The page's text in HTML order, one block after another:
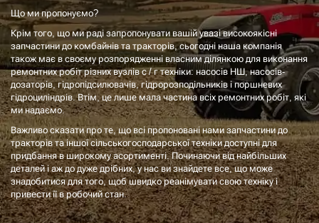
Що ми пропонуємо?
Крім того, що ми раді запропонувати вашій увазі високоякісні
запчастини до комбайнів та тракторів, сьогодні наша компанія
також має в своєму розпорядженні власним ділянкою для виконання
ремонтних робіт різних вузлів с / г техніки: насосів НШ, насосів-
дозаторів, гідропідсилювачів, гідророзподільників і поршневих
гідроциліндрів. Втім, це лише мала частина всіх ремонтних робіт, які
ми надаємо.
Важливо сказати про те, що всі пропоновані нами запчастини до
тракторів та іншої сільськогосподарської техніки доступні для
придбання в широкому асортименті. Починаючи від найбільших
деталей і аж до дуже дрібних, у нас ви знайдете все, що може
знадобитися для того, щоб швидко реанімувати свою техніку і
привести її в робочий стан.